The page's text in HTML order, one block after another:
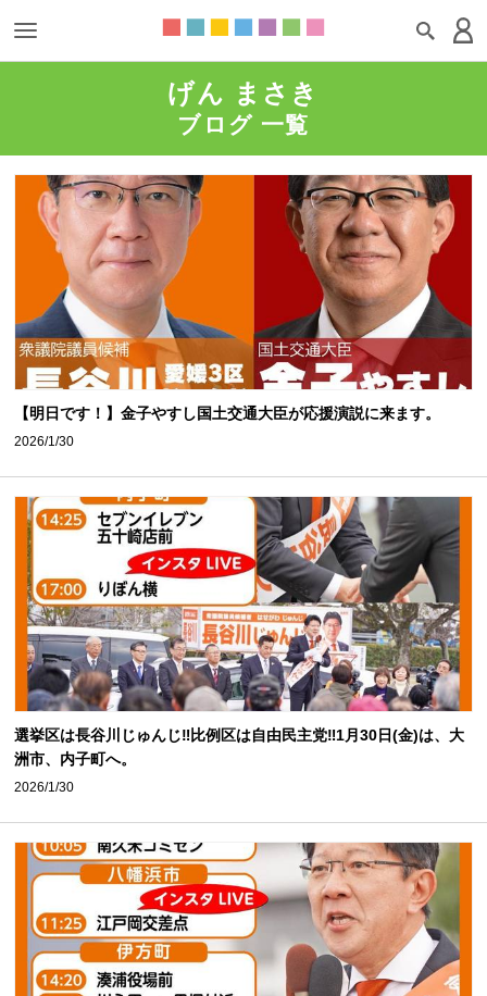
げん まさき
ブログ 一覧
【明日です！】金子やすし国土交通大臣が応援演説に来ます。
2026/1/30
選挙区は長谷川じゅんじ‼️比例区は自由民主党‼️1月30日(金)は、大
洲市、内子町へ。
2026/1/30